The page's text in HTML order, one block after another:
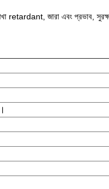
retardant, জারা এবং প্রভাব,